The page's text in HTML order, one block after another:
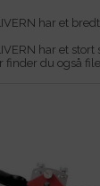
har et
har et
finder du også